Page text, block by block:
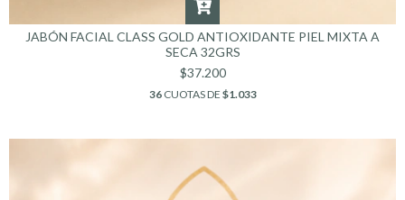
JABÓN FACIAL CLASS GOLD ANTIOXIDANTE PIEL MIXTA A
SECA 32GRS
$37.200
36CUOTAS DE $1.033